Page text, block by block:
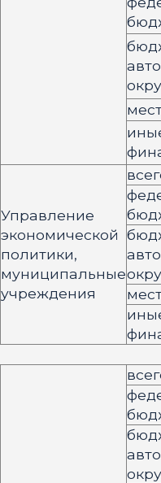
Управление
экономической
политики,
муниципальные
учреждения